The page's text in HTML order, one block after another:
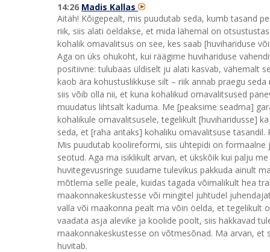
14:26 Madis Kallas
Aitäh! Kõigepealt, mis puudutab seda, kumb tasand
riik, siis alati öeldakse, et mida lähemal on
kohalik omavalitsus on see, kes saab [huvihariduse
Aga on üks ohukoht, kui räägime huvihariduse
positiivne: tulubaas üldiselt ju alati kasvab, vähemalt
kaob ära kohustuslikkuse silt – riik annab praegu
siis võib olla nii, et kuna kohalikud omavalitsused
muudatus lihtsalt kaduma. Me [peaksime seadma]
kohalikule omavalitsusele, tegelikult [huviharidusse]
seda, et [raha antaks] kohaliku omavalitsuse
Mis puudutab koolireformi, siis ühtepidi on
seotud. Aga ma isiklikult arvan, et ükskõik kui palju
huvitegevusringe suudame tulevikus pakkuda ainult
mõtlema selle peale, kuidas tagada võimalikult hea
maakonnakeskustesse või mingitel juhtudel
valla või maakonna pealt ma võin öelda, et tegelikult
vaadata asja alevike ja koolide poolt, siis hakkavad
maakonnakeskustesse on võtmesõnad. Ma arvan, et
huvitab.